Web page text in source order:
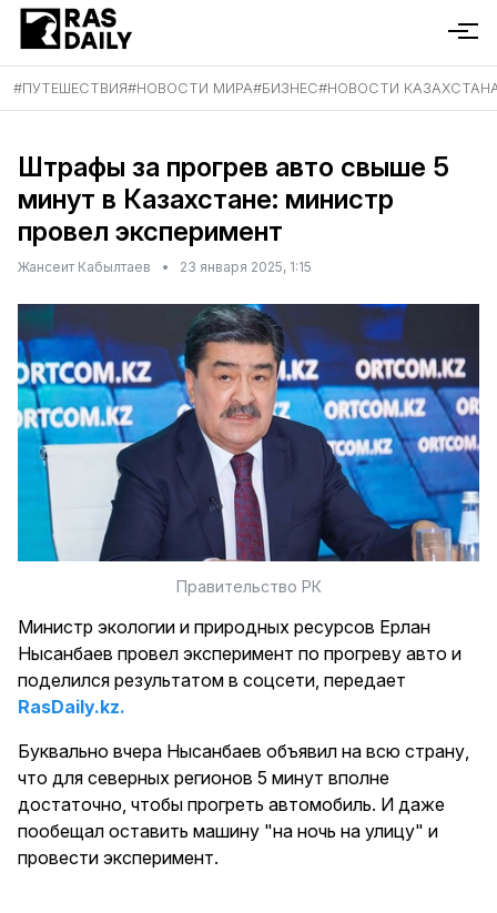
#ПУТЕШЕСТВИЯ#НОВОСТИ МИРА#БИЗНЕС#НОВОСТИ
Штрафы за прогрев авто свыше 5
минут в Казахстане: министр
провел эксперимент
Жансеит Кабылтаев • 23 января 2025, 1:15
Правительство РК
Министр экологии и природных ресурсов Ерлан
Нысанбаев провел эксперимент по прогреву авто и
поделился результатом в соцсети, передает
RasDaily.kz.
Буквально вчера Нысанбаев объявил на всю страну,
что для северных регионов 5 минут вполне
достаточно, чтобы прогреть автомобиль. И даже
пообещал оставить машину "на ночь на улицу" и
провести эксперимент.